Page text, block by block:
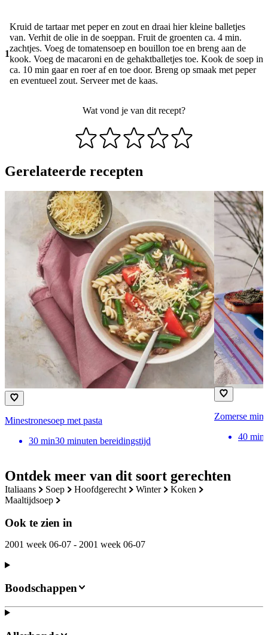
Ontdek meer van dit soort gerechten
italiaans soep hoofdgerecht winter
koken
maaltijdsoep
Ook te zien in
2001 week 06-07 - 2001 week 06-07
1
Kruid de tartaar met peper en zout en draai hier kleine balletjes
van. Verhit de olie in de soeppan. Fruit de groenten ca. 4 min.
zachtjes. Voeg de tomatensoep en bouillon toe en breng aan de
kook. Voeg de macaroni en de gehaktballetjes toe. Kook de soep in
ca. 10 min gaar en roer af en toe door. Breng op smaak met peper
en eventueel zout. Serveer met de kaas.
Wat vond je van dit recept?
Gerelateerde recepten
Minestronesoep met pasta
30 min30 minuten bereidingstijd
Zomerse
40 min
Boodschappen